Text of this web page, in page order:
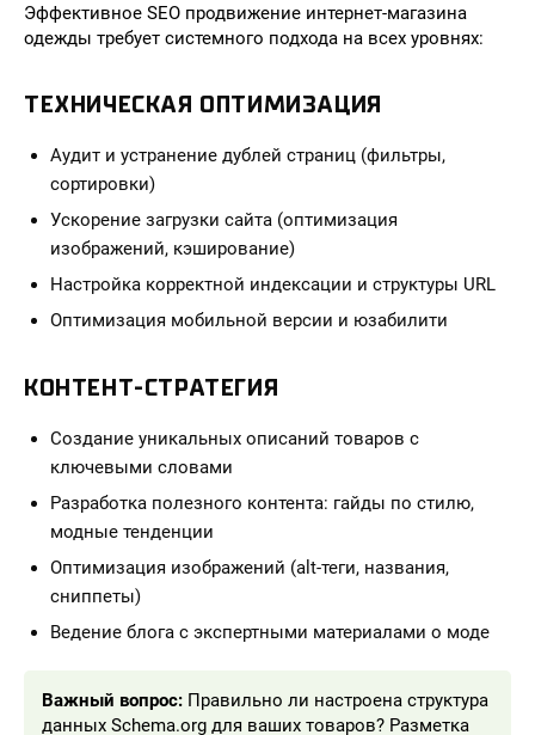
Эффективное SEO продвижение интернет-магазина
одежды требует системного подхода на всех уровнях:
ТЕХНИЧЕСКАЯ ОПТИМИЗАЦИЯ
Аудит и устранение дублей страниц (фильтры,
сортировки)
Ускорение загрузки сайта (оптимизация
изображений, кэширование)
Настройка корректной индексации и структуры URL
Оптимизация мобильной версии и юзабилити
КОНТЕНТ-СТРАТЕГИЯ
Создание уникальных описаний товаров с
ключевыми словами
Разработка полезного контента: гайды по стилю,
модные тенденции
Оптимизация изображений (alt-теги, названия,
сниппеты)
Ведение блога с экспертными материалами о моде
Важный вопрос: Правильно ли настроена структура
данных Schema.org для ваших товаров? Разметка